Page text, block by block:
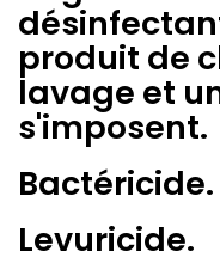
produit de
lavage et
s'imposent.
Bactéricide.
Levuricide.